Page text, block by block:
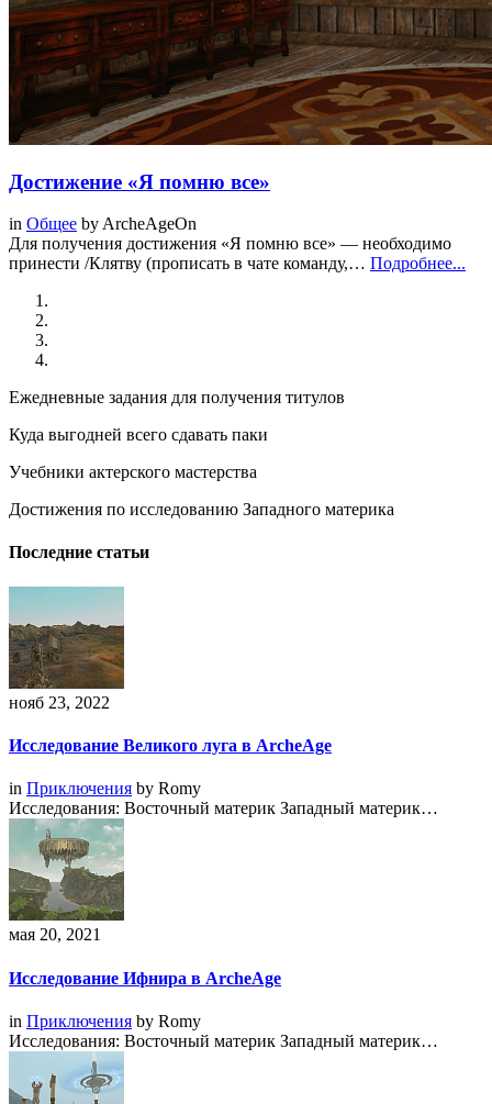
Достижение «Я помню все»
in Общее by ArcheAgeOn
Для получения достижения «Я помню все» — необходимо
принести /Клятву (прописать в чате команду,… Подробнее...
Ежедневные задания для получения титулов
Куда выгодней всего сдавать паки
Учебники актерского мастерства
Достижения по исследованию Западного материка
Последние статьи
нояб 23, 2022
Исследование Великого луга в ArcheAge
in Приключения by Romy
Исследования: Восточный материк Западный материк…
мая 20, 2021
Исследование Ифнира в ArcheAge
in Приключения by Romy
Исследования: Восточный материк Западный материк…